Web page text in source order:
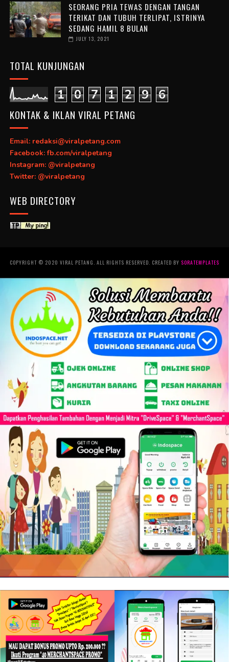
SEORANG PRIA TEWAS DENGAN TANGAN
TERIKAT DAN TUBUH TERLIPAT, ISTRINYA
SEDANG HAMIL 8 BULAN
JULY 13, 2021
TOTAL KUNJUNGAN
1 0 7 1 2 9 6
KONTAK & IKLAN VIRAL PETANG
Email: redaksi@viralpetang.com
Facebook: fb.com/viralpetang
Instagram: @viralpetang
Twitter: @viralpetang
WEB DIRECTORY
COPYRIGHT © 2020 VIRAL PETANG. ALL RIGHTS RESERVED. CREATED BY SORATEMPLATES